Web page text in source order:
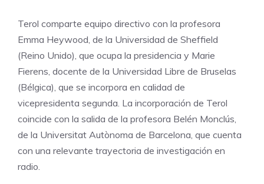
Terol comparte equipo directivo con la profesora
Emma Heywood, de la Universidad de Sheffield
(Reino Unido), que ocupa la presidencia y Marie
Fierens, docente de la Universidad Libre de Bruselas
(Bélgica), que se incorpora en calidad de
vicepresidenta segunda. La incorporación de Terol
coincide con la salida de la profesora Belén Monclús,
de la Universitat Autònoma de Barcelona, que cuenta
con una relevante trayectoria de investigación en
radio.